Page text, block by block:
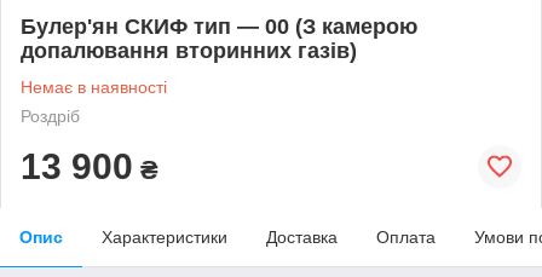
Булер'ян СКИФ тип — 00 (З камерою
допалювання вторинних газів)
Немає в наявності
Роздріб
13 900 ₴
Опис Характеристики Доставка Оплата Умови